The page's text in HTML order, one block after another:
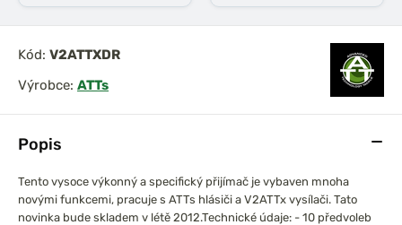
Popis
Tento vysoce výkonný a specifický přijímač je vybaven mnoha
novými funkcemi, pracuje s ATTs hlásiči a V2ATTx vysílači. Tato
novinka bude skladem v létě 2012.Technické údaje: - 10 předvoleb
Kód: V2ATTXDR
Výrobce: ATTs